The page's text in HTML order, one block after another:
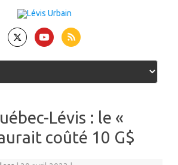
Lévis : le «
coûté 10 G$